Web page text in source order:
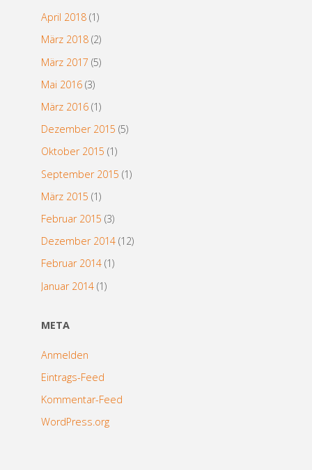
April 2018(1)
März 2018(2)
März 2017 (5)
Mai 2016(3)
März 2016(1)
Dezember 2015 (5)
Oktober 2015 (1)
September 2015 (1)
März 2015 (1)
Februar 2015 (3)
Dezember 2014(12)
Februar 2014(1)
Januar 2014(1)
META
Anmelden
Eintrags-Feed
Kommentar-Feed
WordPress.org